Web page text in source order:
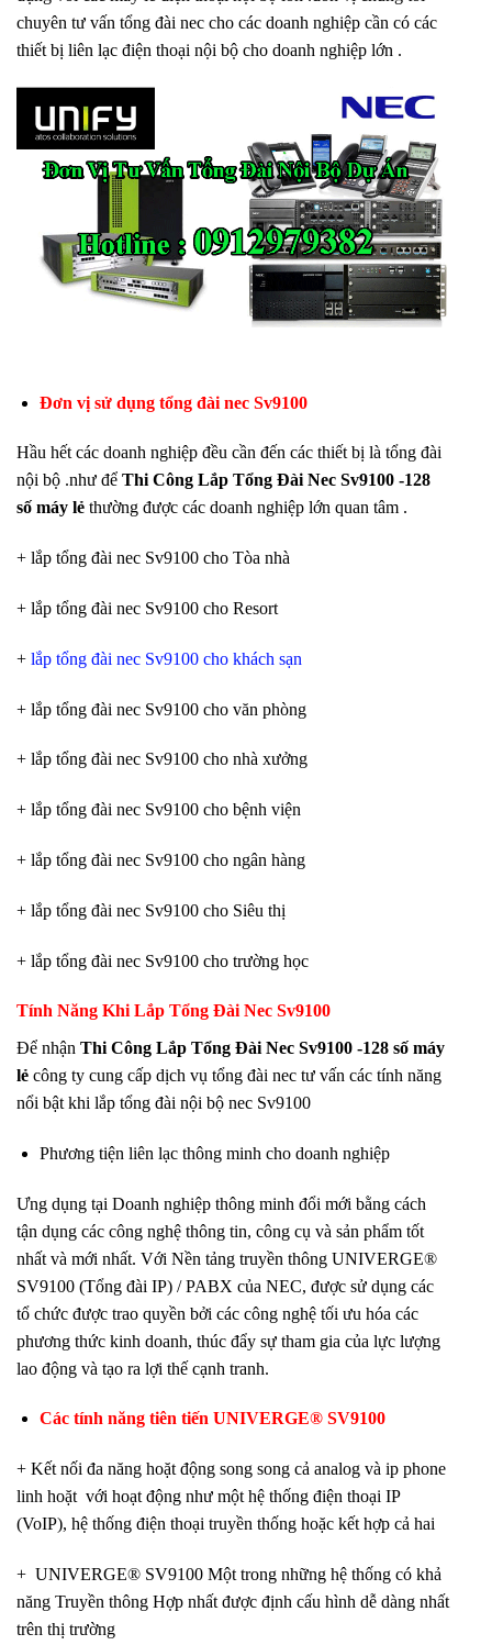
chuyên tư vấn tổng đài nec cho các doanh nghiệp cần có các
thiết bị liên lạc điện thoại nội bộ cho doanh nghiệp lớn .
Đơn vị sử dụng tổng đài nec Sv9100
Hầu hết các doanh nghiệp đều cần đến các thiết bị là tổng đài
nội bộ .như để Thi Công Lắp Tổng Đài Nec Sv9100 -128
số máy lẻ thường được các doanh nghiệp lớn quan tâm .
+ lắp tổng đài nec Sv9100 cho Tòa nhà
+ lắp tổng đài nec Sv9100 cho Resort
+ lắp tổng đài nec Sv9100 cho khách sạn
+ lắp tổng đài nec Sv9100 cho văn phòng
+ lắp tổng đài nec Sv9100 cho nhà xưởng
+ lắp tổng đài nec Sv9100 cho bệnh viện
+ lắp tổng đài nec Sv9100 cho ngân hàng
+ lắp tổng đài nec Sv9100 cho Siêu thị
+ lắp tổng đài nec Sv9100 cho trường học
Tính Năng Khi Lắp Tổng Đài Nec Sv9100
Để nhận Thi Công Lắp Tổng Đài Nec Sv9100 -128 số máy
lẻ công ty cung cấp dịch vụ tổng đài nec tư vấn các tính năng
nổi bật khi lắp tổng đài nội bộ nec Sv9100
Phương tiện liên lạc thông minh cho doanh nghiệp
Ưng dụng tại Doanh nghiệp thông minh đổi mới bằng cách
tận dụng các công nghệ thông tin, công cụ và sản phẩm tốt
nhất và mới nhất. Với Nền tảng truyền thông UNIVERGE®
SV9100 (Tổng đài IP) / PABX của NEC, được sử dụng các
tổ chức được trao quyền bởi các công nghệ tối ưu hóa các
phương thức kinh doanh, thúc đẩy sự tham gia của lực lượng
lao động và tạo ra lợi thế cạnh tranh.
Các tính năng tiên tiến UNIVERGE® SV9100
+ Kết nối đa năng hoặt động song song cả analog và ip phone
linh hoặt với hoạt động như một hệ thống điện thoại IP
(VoIP), hệ thống điện thoại truyền thống hoặc kết hợp cả hai
+ UNIVERGE® SV9100 Một trong những hệ thống có khả
năng Truyền thông Hợp nhất được định cấu hình dễ dàng nhất
trên thị trường